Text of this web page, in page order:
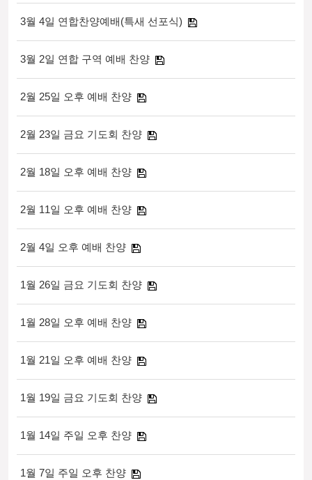
3월 4일 연합찬양예배(특새 선포식)
3월 2일 연합 구역 예배 찬양
2월 25일 오후 예배 찬양
2월 23일 금요 기도회 찬양
2월 18일 오후 예배 찬양
2월 11일 오후 예배 찬양
2월 4일 오후 예배 찬양
1월 26일 금요 기도회 찬양
1월 28일 오후 예배 찬양
1월 21일 오후 예배 찬양
1월 19일 금요 기도회 찬양
1월 14일 주일 오후 찬양
1월 7일 주일 오후 찬양